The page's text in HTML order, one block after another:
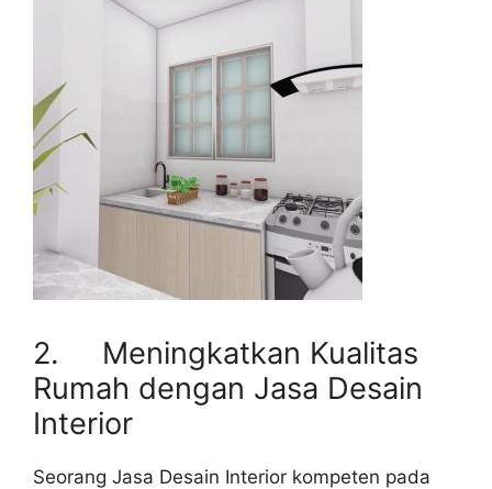
2. Meningkatkan Kualitas
Rumah dengan Jasa Desain
Interior
Seorang Jasa Desain Interior kompeten pada